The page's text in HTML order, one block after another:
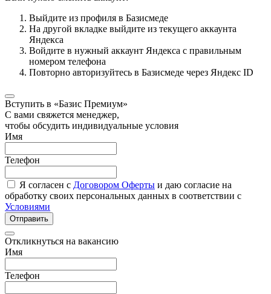
Выйдите из профиля в Базисмеде
На другой вкладке выйдите из текущего аккаунта
Яндекса
Войдите в нужный аккаунт Яндекса с правильным
номером телефона
Повторно авторизуйтесь в Базисмеде через Яндекс ID
Вступить в «Базис Премиум»
С вами свяжется менеджер,
чтобы обсудить индивидуальные условия
Имя
Телефон
Я согласен с Договором Оферты и даю согласие на
обработку своих персональных данных в соответствии с
Условиями
Отправить
Откликнуться на вакансию
Имя
Телефон